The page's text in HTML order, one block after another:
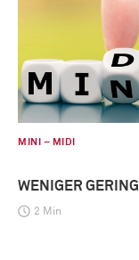
MINI – MIDI
WENIGER GERING
2 Min